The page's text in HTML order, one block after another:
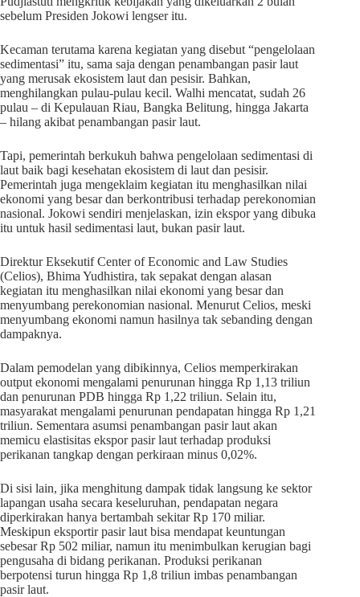
sebelum Presiden Jokowi lengser itu.
Kecaman terutama karena kegiatan yang disebut “pengelolaan
sedimentasi” itu, sama saja dengan penambangan pasir laut
yang merusak ekosistem laut dan pesisir. Bahkan,
menghilangkan pulau-pulau kecil. Walhi mencatat, sudah 26
pulau – di Kepulauan Riau, Bangka Belitung, hingga Jakarta
– hilang akibat penambangan pasir laut.
Tapi, pemerintah berkukuh bahwa pengelolaan sedimentasi di
laut baik bagi kesehatan ekosistem di laut dan pesisir.
Pemerintah juga mengeklaim kegiatan itu menghasilkan nilai
ekonomi yang besar dan berkontribusi terhadap perekonomian
nasional. Jokowi sendiri menjelaskan, izin ekspor yang dibuka
itu untuk hasil sedimentasi laut, bukan pasir laut.
Direktur Eksekutif Center of Economic and Law Studies
(Celios), Bhima Yudhistira, tak sepakat dengan alasan
kegiatan itu menghasilkan nilai ekonomi yang besar dan
menyumbang perekonomian nasional. Menurut Celios, meski
menyumbang ekonomi namun hasilnya tak sebanding dengan
dampaknya.
Dalam pemodelan yang dibikinnya, Celios memperkirakan
output ekonomi mengalami penurunan hingga Rp 1,13 triliun
dan penurunan PDB hingga Rp 1,22 triliun. Selain itu,
masyarakat mengalami penurunan pendapatan hingga Rp 1,21
triliun. Sementara asumsi penambangan pasir laut akan
memicu elastisitas ekspor pasir laut terhadap produksi
perikanan tangkap dengan perkiraan minus 0,02%.
Di sisi lain, jika menghitung dampak tidak langsung ke sektor
lapangan usaha secara keseluruhan, pendapatan negara
diperkirakan hanya bertambah sekitar Rp 170 miliar.
Meskipun eksportir pasir laut bisa mendapat keuntungan
sebesar Rp 502 miliar, namun itu menimbulkan kerugian bagi
pengusaha di bidang perikanan. Produksi perikanan
berpotensi turun hingga Rp 1,8 triliun imbas penambangan
pasir laut.